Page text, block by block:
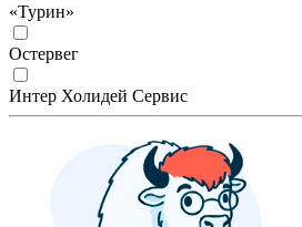
«Турин»
Остервег
Интер Холидей Сервис